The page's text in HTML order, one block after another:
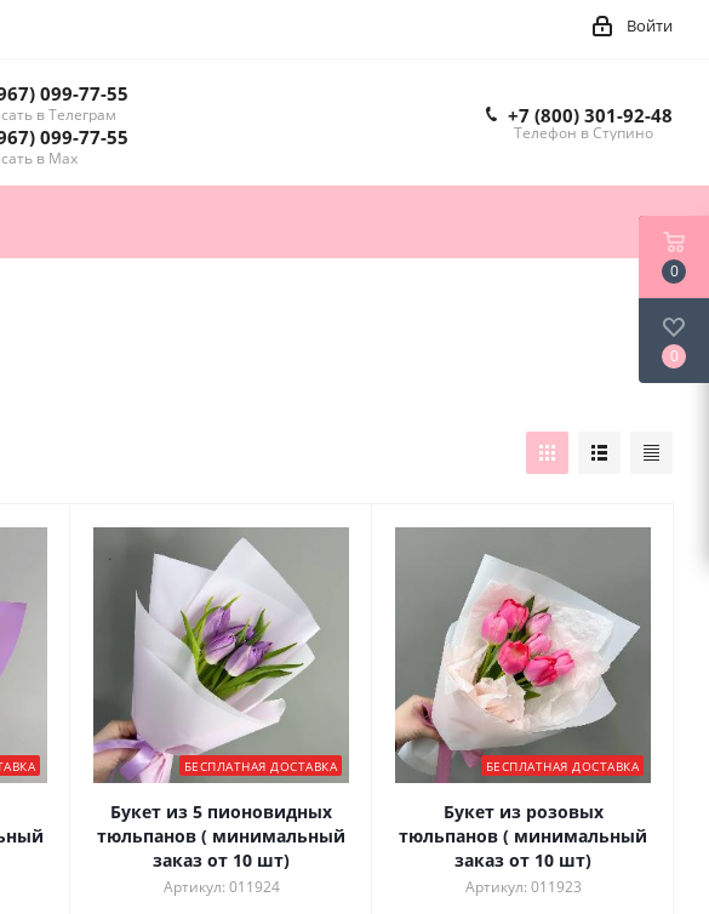
Войти
099-77-55
в Телеграм
099-77-55
в Мах
+7 (800) 301-92-48
Телефон в Ступино
БЕСПЛАТНАЯ ДОСТАВКА
Букет из 5 пионовидных
тюльпанов ( минимальный
заказ от 10 шт)
Артикул: 011924
БЕСПЛАТНАЯ ДОСТАВКА
Букет из розовых
тюльпанов ( минимальный
заказ от 10 шт)
Артикул: 011923
0
0